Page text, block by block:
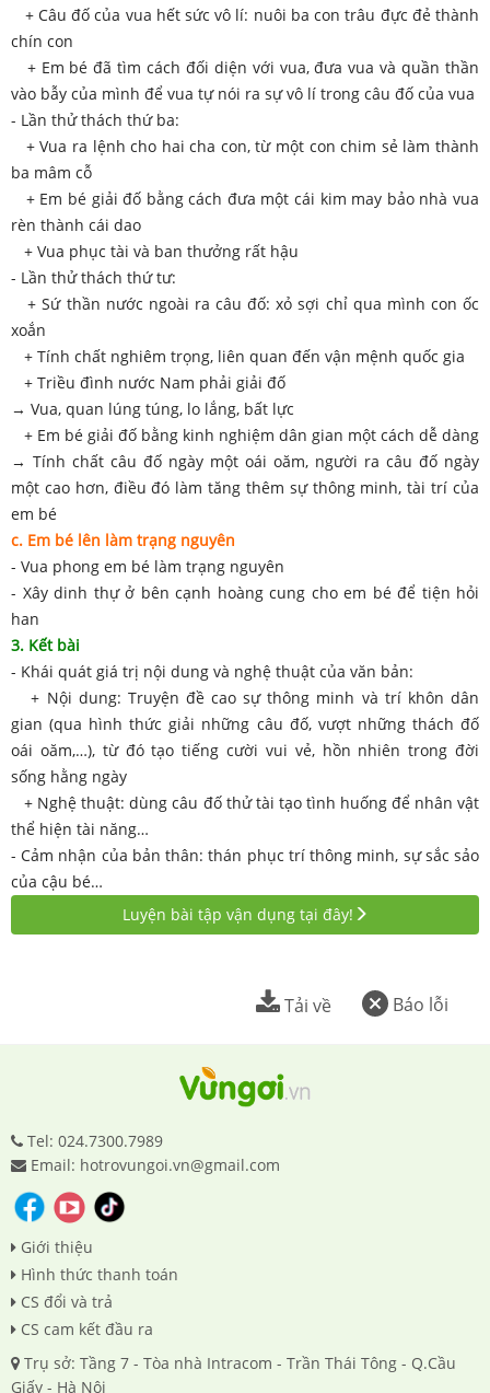
+ Câu đố của vua hết sức vô lí: nuôi ba con trâu đực đẻ thành
chín con
+ Em bé đã tìm cách đối diện với vua, đưa vua và quần thần
vào bẫy của mình để vua tự nói ra sự vô lí trong câu đố của vua
- Lần thử thách thứ ba:
+ Vua ra lệnh cho hai cha con, từ một con chim sẻ làm thành
ba mâm cỗ
+ Em bé giải đố bằng cách đưa một cái kim may bảo nhà vua
rèn thành cái dao
+ Vua phục tài và ban thưởng rất hậu
- Lần thử thách thứ tư:
+ Sứ thần nước ngoài ra câu đố: xỏ sợi chỉ qua mình con ốc
xoắn
+ Tính chất nghiêm trọng, liên quan đến vận mệnh quốc gia
+ Triều đình nước Nam phải giải đố
→ Vua, quan lúng túng, lo lắng, bất lực
+ Em bé giải đố bằng kinh nghiệm dân gian một cách dễ dàng
→ Tính chất câu đố ngày một oái oăm, người ra câu đố ngày
một cao hơn, điều đó làm tăng thêm sự thông minh, tài trí của
em bé
c. Em bé lên làm trạng nguyên
- Vua phong em bé làm trạng nguyên
- Xây dinh thự ở bên cạnh hoàng cung cho em bé để tiện hỏi
han
3. Kết bài
- Khái quát giá trị nội dung và nghệ thuật của văn bản:
+ Nội dung: Truyện đề cao sự thông minh và trí khôn dân
gian (qua hình thức giải những câu đố, vượt những thách đố
oái oăm,…), từ đó tạo tiếng cười vui vẻ, hồn nhiên trong đời
sống hằng ngày
+ Nghệ thuật: dùng câu đố thử tài tạo tình huống để nhân vật
thể hiện tài năng…
- Cảm nhận của bản thân: thán phục trí thông minh, sự sắc sảo
của cậu bé…
Luyện bài tập vận dụng tại đây!
Báo lỗi
Tải về
Tel: 024.7300.7989
Email: hotrovungoi.vn@gmail.com
Giới thiệu
Hình thức thanh toán
CS đổi và trả
CS cam kết đầu ra
Trụ sở: Tầng 7 - Tòa nhà Intracom - Trần Thái Tông - Q.Cầu
Giấy - Hà Nội